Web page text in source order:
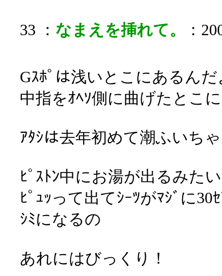
33 ： なまえを挿れて。 ：
Gｽﾎﾟは浅いとこにあるんだ
中指をｵﾍｿ側に曲げたとこ
ｱﾀｼは去年初めて潮ふいち
ﾋﾟｽﾄﾝ中にお湯が出るみた
ﾋﾟｭｯって出てｼｰﾂがﾏｼﾞに
ｼﾐになるの
あれにはびっくり！